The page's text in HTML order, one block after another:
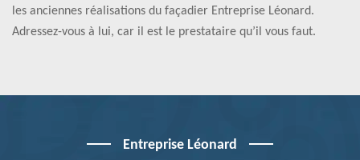
les anciennes réalisations du façadier Entreprise Léonard.
Adressez-vous à lui, car il est le prestataire qu’il vous faut.
Entreprise Léonard